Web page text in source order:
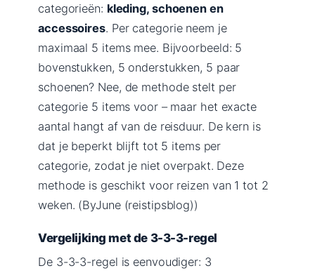
categorieën: kleding, schoenen en
accessoires. Per categorie neem je
maximaal 5 items mee. Bijvoorbeeld: 5
bovenstukken, 5 onderstukken, 5 paar
schoenen? Nee, de methode stelt per
categorie 5 items voor – maar het exacte
aantal hangt af van de reisduur. De kern is
dat je beperkt blijft tot 5 items per
categorie, zodat je niet overpakt. Deze
methode is geschikt voor reizen van 1 tot 2
weken. (ByJune (reistipsblog))
Vergelijking met de 3-3-3-regel
De 3-3-3-regel is eenvoudiger: 3